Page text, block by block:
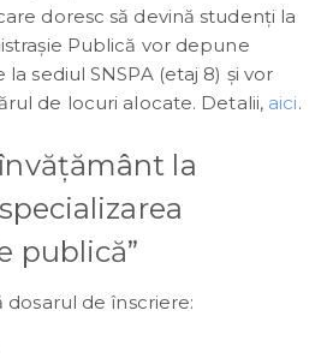
doresc să devină studenţi la
Publică vor depune
sediul SNSPA (etaj 8) şi vor
de locuri alocate. Detalii, aici.
la
publică”
de înscriere: